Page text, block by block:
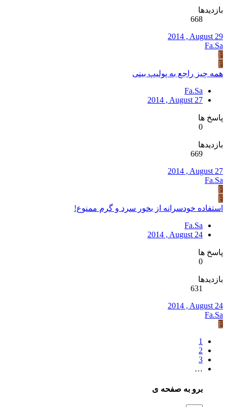
بازدیدها
668
2014 , August 29
Fa.Sa
F
F
همه چیز راجع به پولیپ بینی
Fa.Sa
2014 , August 27
پاسخ ها
0
بازدیدها
669
2014 , August 27
Fa.Sa
F
F
استفاده خودسرانه از بخور سرد و گرم ممنوع!
Fa.Sa
2014 , August 24
پاسخ ها
0
بازدیدها
631
2014 , August 24
Fa.Sa
F
1
2
3
…
برو به صفحه ی